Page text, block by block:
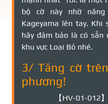
bộ cờ này nhờ
Kageyama lên tay. Khi
hãy đảm bảo là có sẵn
khu vực Loại Bỏ nhé.
3/ Tăng cờ
phương!
【HV-01-012